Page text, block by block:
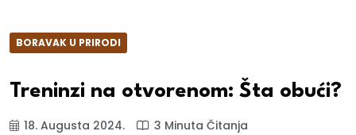
BORAVAK U PRIRODI
Treninzi na otvorenom: Šta obući?
18. Augusta 2024. 3 Minuta Čitanja